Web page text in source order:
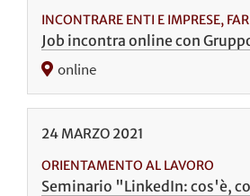
INCONTRARE ENTI E IMPRESE,
Job incontra online con
online
24 MARZO 2021
ORIENTAMENTO AL LAVORO
Seminario "LinkedIn: cos'è,